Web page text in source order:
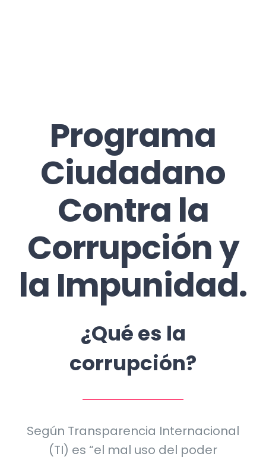
Programa
Ciudadano
Contra la
Corrupción y
la Impunidad.
¿Qué es la
corrupción?
Según Transparencia Internacional
(TI) es “el mal uso del poder